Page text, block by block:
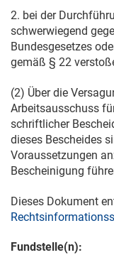
2. bei der
schwerwiegend
Bundesgesetzes
gemäß § 22
(2) Über die
Arbeitsausschuss
schriftlicher
dieses Bescheides
Voraussetzungen
Bescheinigung
Dieses Dokument
Fundstelle(n):